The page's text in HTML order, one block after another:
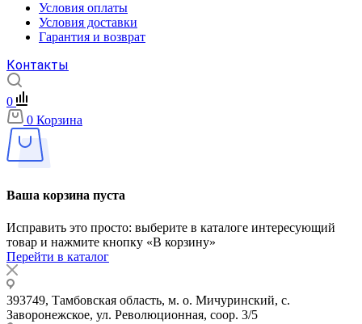
Условия оплаты
Условия доставки
Гарантия и возврат
Контакты
0
0 Корзина
Ваша корзина пуста
Исправить это просто: выберите в каталоге интересующий
товар и нажмите кнопку «В корзину»
Перейти в каталог
393749, Тамбовская область, м. о. Мичуринский, с.
Заворонежское, ул. Революционная, соор. 3/5